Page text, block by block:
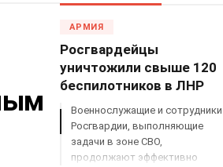
АРМИЯ
Росгвардейцы
уничтожили свыше 120
беспилотников в ЛНР
Военнослужащие и сотрудники
Росгвардии, выполняющие
задачи в зоне СВО,
продолжают эффективно